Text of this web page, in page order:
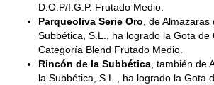
D.O.P/I.G.P. Frutado Medio.
Parqueoliva Serie Oro , de Almazaras
Subbética, S.L., ha logrado la Gota de
Categoría Blend Frutado Medio.
Rincón de la Subbética , también de
la Subbética, S.L., ha logrado la Gota